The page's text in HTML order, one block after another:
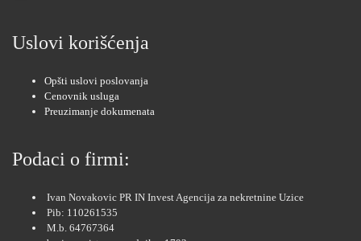
Uslovi korišćenja
Opšti uslovi poslovanja
Cenovnik usluga
Preuzimanje dokumenata
Podaci o firmi:
Ivan Novakovic PR IN Invest Agencija za nekretnine Uzice
Pib: 110261535
M.b. 64767364